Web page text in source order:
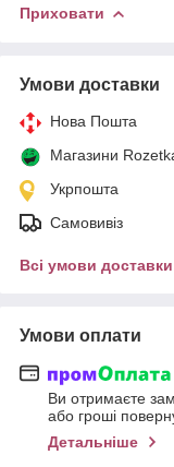
Приховати
Умови доставки
Нова Пошта
Магазини
Укрпошта
Самовивіз
Всі умови доставки
Умови оплати
Ви отримаєте
або гроші
Детальніше